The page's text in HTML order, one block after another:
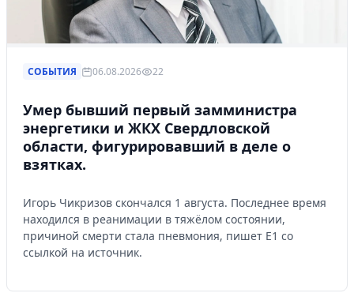
СОБЫТИЯ 06.08.2026 22
Умер бывший первый замминистра
энергетики и ЖКХ Свердловской
области, фигурировавший в деле о
взятках.
Игорь Чикризов скончался 1 августа. Последнее время
находился в реанимации в тяжёлом состоянии,
причиной смерти стала пневмония, пишет Е1 со
ссылкой на источник.